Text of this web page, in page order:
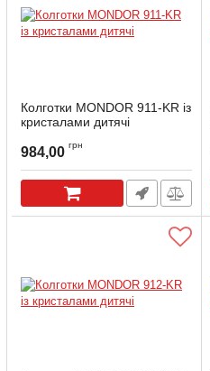
Колготки MONDOR 911-KR із
кристалами дитячі
984,00 грн